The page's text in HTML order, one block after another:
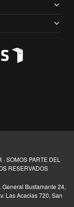
SOMOS PARTE DEL
RESERVADOS
General Bustamante 24,
Las Acacias 720, San